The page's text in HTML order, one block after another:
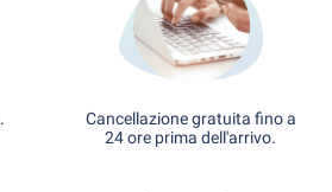
Cancellazione gratuita fino a
24 ore prima dell'arrivo.